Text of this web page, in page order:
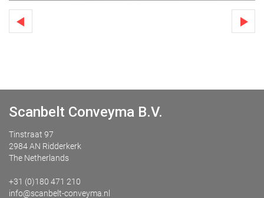
Scanbelt Conveyma B.V.
Tinstraat 97
2984 AN Ridderkerk
The Netherlands
+31 (0)180 471 210
info@scanbelt-conveyma.nl